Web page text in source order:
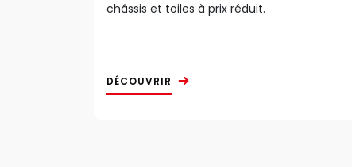
châssis et toiles à prix réduit.
DÉCOUVRIR